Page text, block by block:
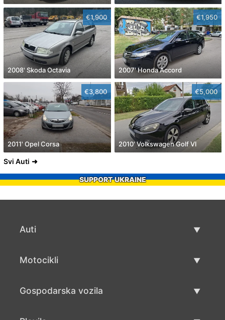
€1,900
2008' Skoda Octavia
€1,950
2007' Honda Accord
€3,800
2011' Opel Corsa
€5,000
2010' Volkswagen Golf VI
Svi Auti
SUPPORT UKRAINE
Auti
Motocikli
Gospodarska vozila